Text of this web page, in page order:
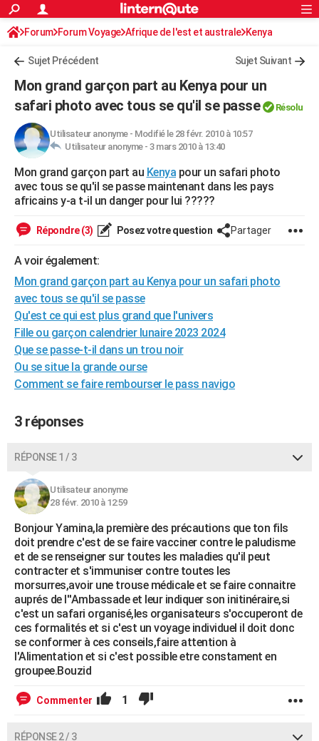
ACTUALITÉS
Politique
Société
Faits Divers
Education
Monde
Villes
+
Programme TV
Streaming
Cinéma
Sorties cinéma
Musique
FINANCE
Retraite
Impôts
Epargne
Immobilier
Risques naturels par ville
Banque
Assurance
Crédit
AUTO
Essais
Réserver un essai
Citadines
Berlines
SUV
Forum auto
HIGH-TECH
Mobiles
Meilleur smartphone
Internet
Ordinateurs
Jeux vidéo
Guide high-tech
+BRICOLAGE
WEEK-END
Art de vivre
Bien-être
Loisirs
ModeModes de vie
SANTE
Alimentation
Guide de la santé
Maladies
Médicaments
Sommeil
Destinations
City break
Voyage nature
Voyage de noces
Forum
Climat
PHOTO
GUIDES D'ACHAT
CARTE DE VOEUX
Carte de Noël
Carte Bonne année
Carte Saint-Valentin
Carte Pâques
Carte d'anniversaire
DICTIONNAIRE
Dictionnaire
Biographies
Citations
Expressions
Proverbes
PROGRAMME TV
COPAINS D'AVANT
S'inscrire
Se connecter
Lycées
Collèges
Primaires
Universités
Entreprises
Service militaire
Avis de recherche
AVIS DE DÉCÈS
FORUM
Bricolage
Lifestyle
Culture
Television
Voyage
Rechercher
S'inscrire
Connexion
Forum Forum Voyage Afrique de l'est et australe Kenya
Sujet Précédent Sujet Suivant
Mon grand garçon part au Kenya pour un
safari photo avec tous se qu'il se passe
Résolu
Utilisateur anonyme- Modifié le 28 févr. 2010 à 10:57
Utilisateur anonyme - 3 mars 2010 à 13:40
Mon grand garçon part au Kenya pour un safari photo
avec tous se qu'il se passe maintenant dans les pays
africains y-a t-il un danger pour lui ?????
Répondre (3) Posez votre question Partager
A voir également:
Mon grand garçon part au Kenya pour un safari photo
avec tous se qu'il se passe
Qu'est ce qui est plus grand que l'univers
Fille ou garçon calendrier lunaire 2023 2024
Que se passe-t-il dans un trou noir
Ou se situe la grande ourse
Comment se faire rembourser le pass navigo
3 réponses
RÉPONSE 1 / 3
Utilisateur anonyme
28 févr. 2010 à 12:59
Bonjour Yamina,la première des précautions que ton fils
doit prendre c'est de se faire vacciner contre le paludisme
et de se renseigner sur toutes les maladies qu'il peut
contracter et s'immuniser contre toutes les
morsurres,avoir une trouse médicale et se faire connaitre
auprés de l''Ambassade et leur indiquer son initinéraire,si
c'est un safari organisé,les organisateurs s'occuperont de
ces formalités et si c'est un voyage individuel il doit donc
se conformer à ces conseils,faire attention à
l'Alimentation et si c'est possible etre constament en
groupee.Bouzid
Commenter 1
RÉPONSE 2 / 3